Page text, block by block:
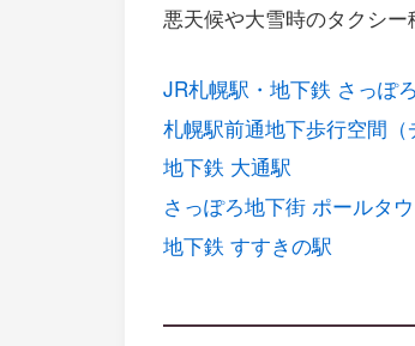
悪天候や大雪時のタクシー
JR札幌駅・地下鉄 さっぽ
札幌駅前通地下歩行空間（
地下鉄 大通駅
さっぽろ地下街 ポールタ
地下鉄 すすきの駅